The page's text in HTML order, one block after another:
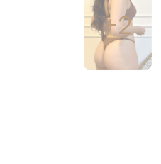
+2